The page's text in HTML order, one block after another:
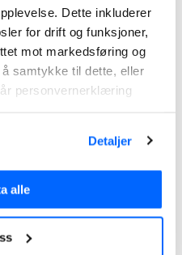
Dette inkluderer
for drift og funksjoner,
mot markedsføring og
å samtykke til dette, eller
personvernerklæring
Detaljer
alle
tar du kontakt med
lånebevis på hvor
du finner bilen du
inn i lån, men først
som mulig, er det
for deg.
krav når de tar